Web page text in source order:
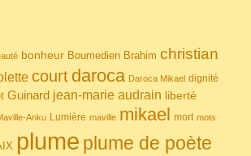
bonheur Boumedien Brahim christian
court daroca Daroca Mikael dignité
Guinard jean-marie audrain liberté
Anku Lumière maville mikael mort mots
plume plume de poète